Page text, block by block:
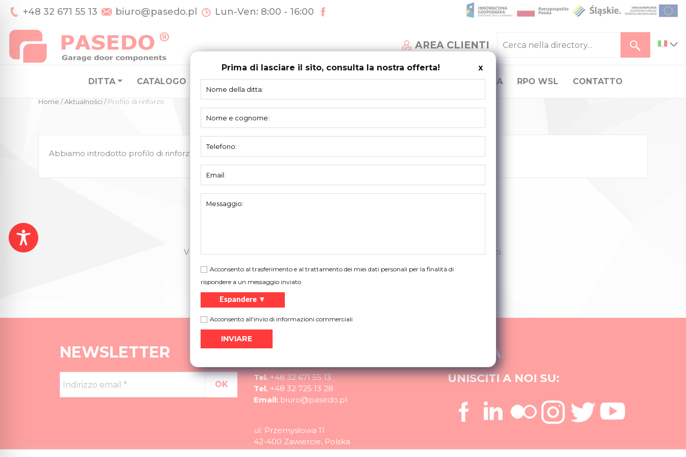
+48 32 671 55 13 biuro@pasedo.pl Lun-Ven: 8:00 - 16:00
AREA CLIENTI
DITTA CATALOGO SISTEMI DI PORTE AGGIORNAMENTI SUPPORTO CARRIERA RPO WSL CONTATTO
Prima di lasciare il sito, consulta la nostra offerta! x
Acconsento al trasferimento e al trattamento dei miei dati personali per la finalità di
rispondere a un messaggio inviato
Espandere ▼
Acconsento all'invio di informazioni commerciali
Home /Aktualności/Profilo di rinforzo
Abbiamo introdotto profilo di rinforzo nella nostra gamma dei prodotti. Mandate richieste, per favore
Vuoi saperne di più sui nostri prodotti, non sai quale soluzione scegliere, contattaci.
Di più
NEWSLETTER
email
*
CONTATTO
Tel.+48 32 671 55 13
Tel. +48 32 725 13 28
Email: biuro@pasedo.pl
ul. Przemysłowa 11
42-400 Zawiercie, Polska
MEDIA
UNISCITI A NOI SU: